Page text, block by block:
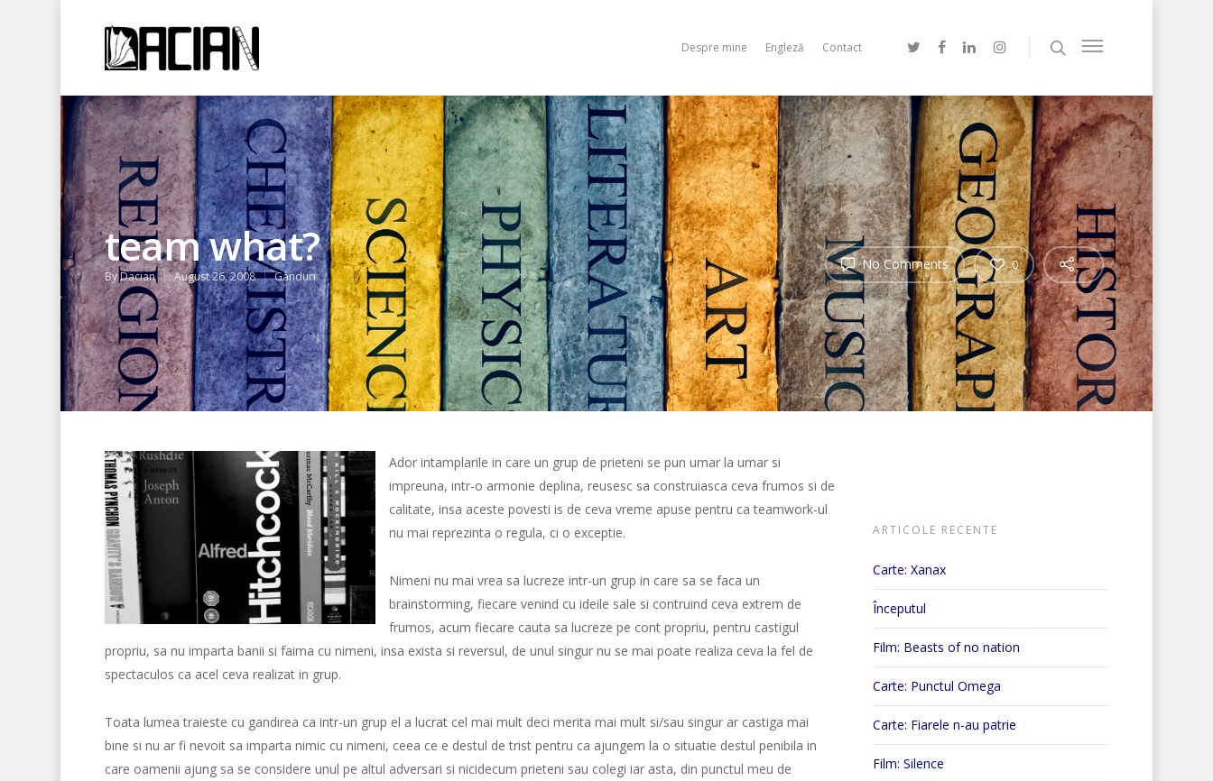
Despre mine Engleză Contact
team what?
ByDacian August 26, 2008 Gânduri
No Comments 0
Ador intamplarile in care un grup de prieteni se pun umar la umar si
impreuna, intr-o armonie deplina, reusesc sa construiasca ceva frumos si de
calitate, insa aceste povesti is de ceva vreme apuse pentru ca teamwork-ul
nu mai reprezinta o regula, ci o exceptie.
Nimeni nu mai vrea sa lucreze intr-un grup in care sa se faca un
brainstorming, fiecare venind cu ideile sale si contruind ceva extrem de
frumos, acum fiecare cauta sa lucreze pe cont propriu, pentru castigul
propriu, sa nu imparta banii si faima cu nimeni, insa exista si reversul, de unul singur nu se mai poate realiza ceva la fel de
spectaculos ca acel ceva realizat in grup.
Toata lumea traieste cu gandirea ca intr-un grup el a lucrat cel mai mult deci merita mai mult si/sau singur ar castiga mai
bine si nu ar fi nevoit sa imparta nimic cu nimeni, ceea ce e destul de trist pentru ca ajungem la o situatie destul penibila in
care oamenii ajung sa se considere unul pe altul adversari si nicidecum prieteni sau colegi iar asta, din punctul meu de
ARTICOLE RECENTE
Carte: Xanax
Începutul
Film: Beasts of no nation
Carte: Punctul Omega
Carte: Fiarele n-au patrie
Film: Silence